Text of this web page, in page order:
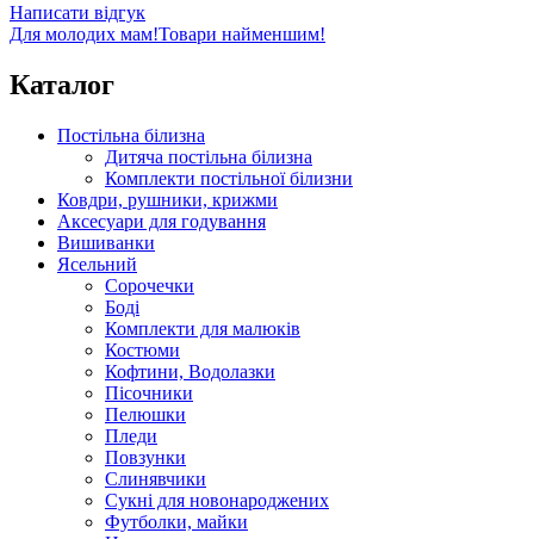
Написати відгук
Для молодих мам!Товари найменшим!
Каталог
Постільна білизна
Дитяча постільна білизна
Комплекти постільної білизни
Ковдри, рушники, крижми
Аксесуари для годування
Вишиванки
Ясельний
Cорочечки
Боді
Комплекти для малюків
Костюми
Кофтини, Водолазки
Пісочники
Пелюшки
Пледи
Повзунки
Слинявчики
Сукні для новонароджених
Футболки, майки